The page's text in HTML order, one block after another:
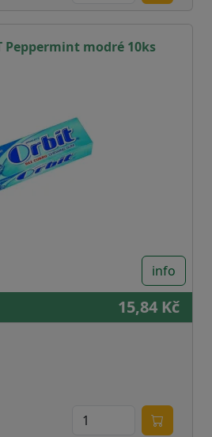
Peppermint modré 10ks
info
15,84 Kč